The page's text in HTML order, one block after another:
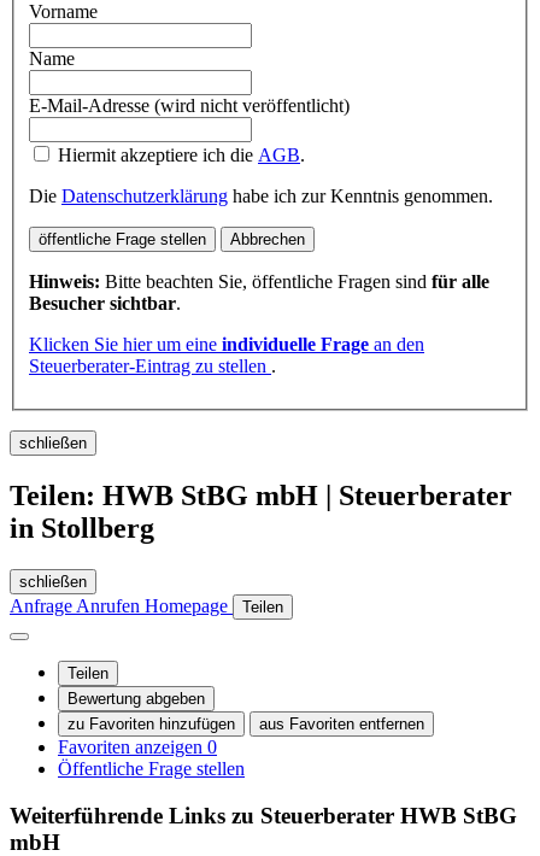
Vorname
Name
E-Mail-Adresse (wird nicht veröffentlicht)
Hiermit akzeptiere ich die AGB.
Die Datenschutzerklärung habe ich zur Kenntnis genommen.
öffentliche Frage stellen Abbrechen
Hinweis: Bitte beachten Sie, öffentliche Fragen sind für alle
Besucher sichtbar.
Klicken Sie hier um eine individuelle Frage an den
Steuerberater-Eintrag zu stellen .
schließen
Teilen: HWB StBG mbH | Steuerberater
in Stollberg
schließen
Anfrage Anrufen Homepage Teilen
Teilen
Bewertung abgeben
zu Favoriten hinzufügen
aus Favoriten entfernen
Favoriten anzeigen 0
Öffentliche Frage stellen
Weiterführende Links zu Steuerberater HWB StBG
mbH